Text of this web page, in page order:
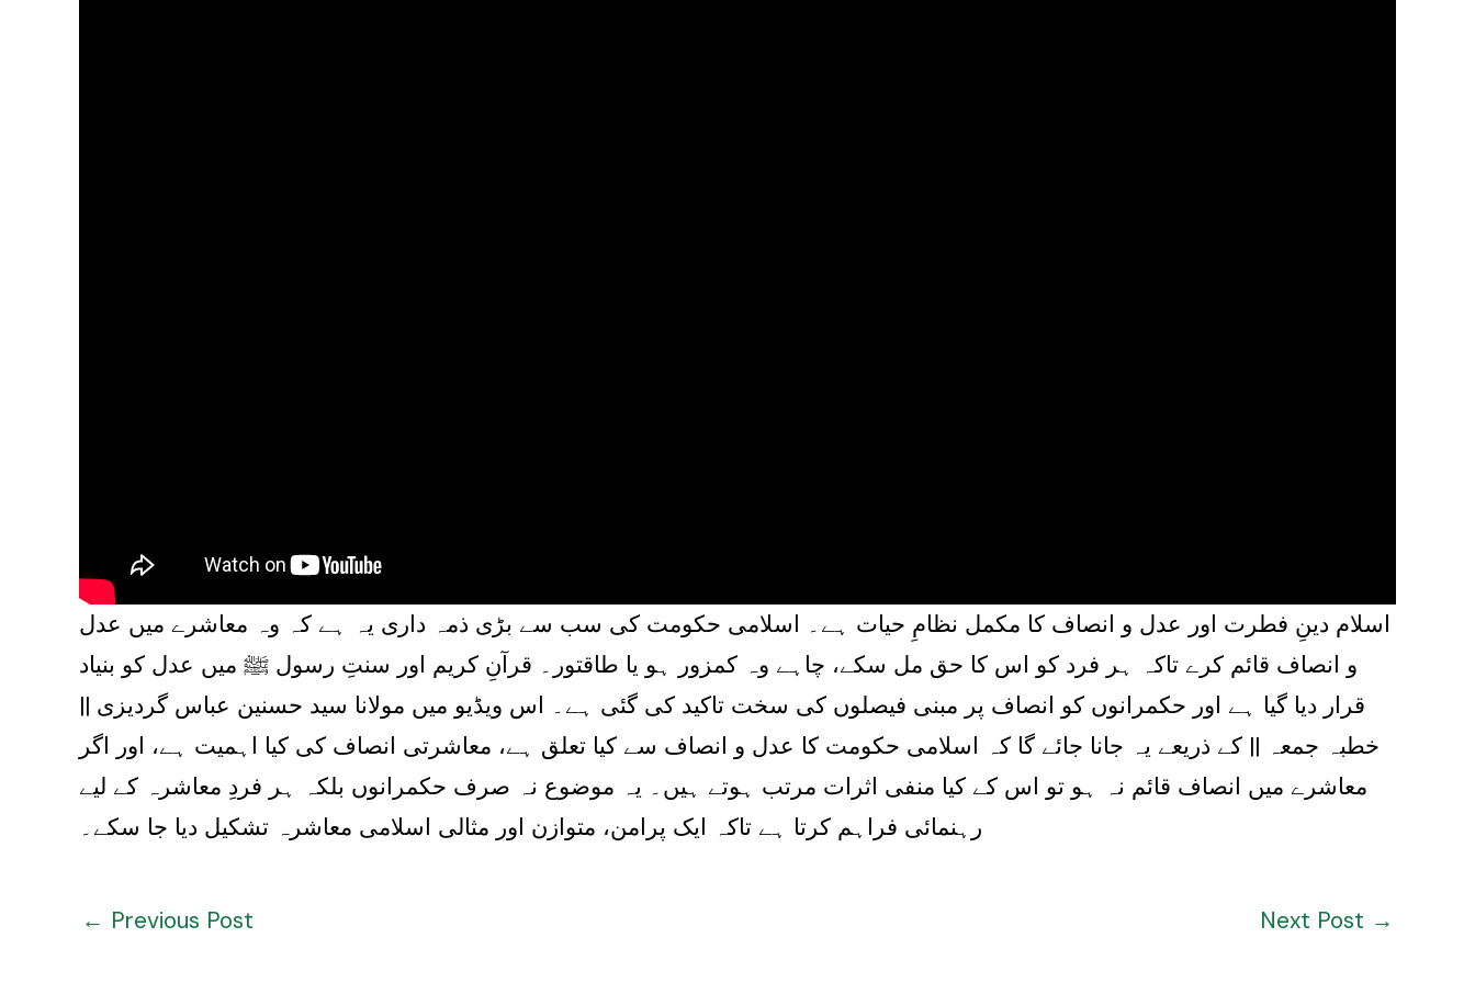
اسلام دینِ فطرت اور عدل و انصاف کا مکمل نظامِ حیات ہے۔ اسلامی حکومت کی سب سے بڑی ذمہ داری یہ ہے کہ وہ معاشرے میں عدل
و انصاف قائم کرے تاکہ ہر فرد کو اس کا حق مل سکے، چاہے وہ کمزور ہو یا طاقتور۔ قرآنِ کریم اور سنتِ رسول ﷺ میں عدل کو بنیاد
قرار دیا گیا ہے اور حکمرانوں کو انصاف پر مبنی فیصلوں کی سخت تاکید کی گئی ہے۔ اس ویڈیو میں مولانا سید حسنین عباس گردیزی ||
خطبہ جمعہ || کے ذریعے یہ جانا جائے گا کہ اسلامی حکومت کا عدل و انصاف سے کیا تعلق ہے، معاشرتی انصاف کی کیا اہمیت ہے، اور اگر
معاشرے میں انصاف قائم نہ ہو تو اس کے کیا منفی اثرات مرتب ہوتے ہیں۔ یہ موضوع نہ صرف حکمرانوں بلکہ ہر فردِ معاشرہ کے لیے
رہنمائی فراہم کرتا ہے تاکہ ایک پرامن، متوازن اور مثالی اسلامی معاشرہ تشکیل دیا جا سکے۔
← Previous Post Next Post →